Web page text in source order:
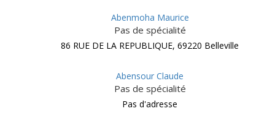
Abenmoha Maurice
Pas de spécialité
86 RUE DE LA REPUBLIQUE, 69220 Belleville
Abensour Claude
Pas de spécialité
Pas d'adresse